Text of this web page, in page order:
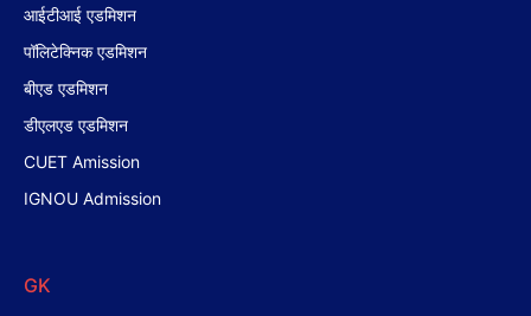
आईटीआई एडमिशन
पॉलिटेक्निक एडमिशन
बीएड एडमिशन
डीएलएड एडमिशन
CUET Amission
IGNOU Admission
GK